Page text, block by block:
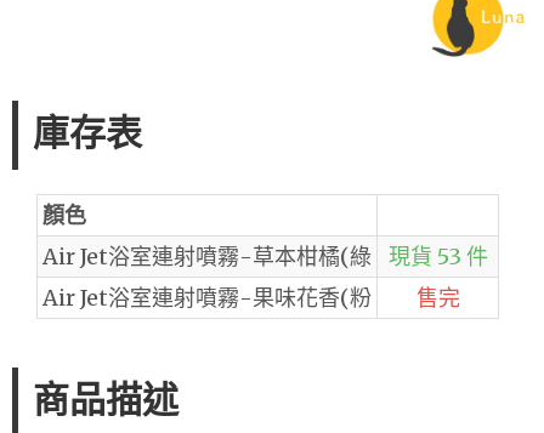
庫存表
顏色
Air Jet浴室連射噴霧-草本柑橘(綠
現貨 53 件
Air Jet浴室連射噴霧-果味花香(粉
售完
商品描述